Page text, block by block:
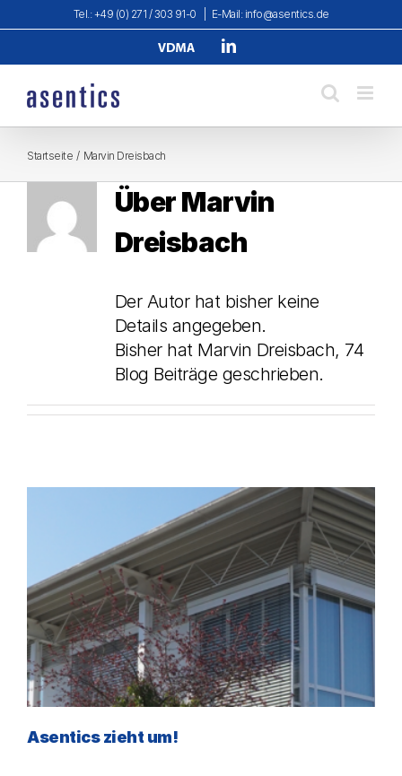
Inhalt
springen
Tel.: +49 (0) 271 / 303 91-0 E-Mail: info@asentics.de
Verband
V.
LinkedIn
Startseite Marvin Dreisbach
ÜberMarvin
Dreisbach
Der Autor hat bisher keine
Details angegeben.
Bisher hat Marvin Dreisbach, 74
Blog Beiträge geschrieben.
Asentics zieht um!